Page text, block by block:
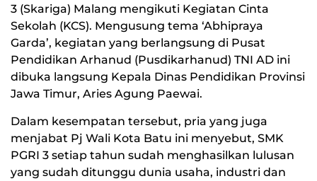
3 (Skariga) Malang mengikuti Kegiatan Cinta
Sekolah (KCS). Mengusung tema ‘Abhipraya
Garda’, kegiatan yang berlangsung di Pusat
Pendidikan Arhanud (Pusdikarhanud) TNI AD ini
dibuka langsung Kepala Dinas Pendidikan Provinsi
Jawa Timur, Aries Agung Paewai.
Dalam kesempatan tersebut, pria yang juga
menjabat Pj Wali Kota Batu ini menyebut, SMK
PGRI 3 setiap tahun sudah menghasilkan lulusan
yang sudah ditunggu dunia usaha, industri dan